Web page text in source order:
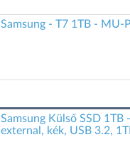
Samsung - T7 1TB -
Samsung Külső SSD
external, kék, USB 3.2,